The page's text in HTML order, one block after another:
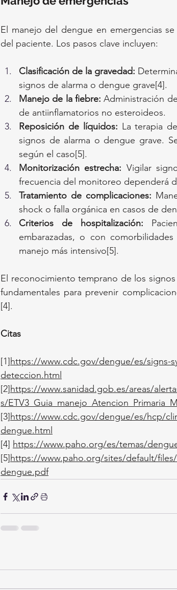
El manejo del dengue en emergencias
del paciente. Los pasos clave incluyen:
Clasificación de la gravedad:
signos de alarma o dengue grave[4].
Manejo de la fiebre: Administración
de antiinflamatorios no esteroideos.
Reposición de líquidos: La terapia
signos de alarma o dengue grave.
según el caso[5].
Monitorización estrecha: Vigilar
frecuencia del monitoreo dependerá
Tratamiento de complicaciones:
shock o falla orgánica en casos de
Criterios de hospitalización:
embarazadas, o con
manejo más intensivo[5].
El reconocimiento temprano de los
fundamentales para prevenir
[4].
Citas
[1]https://www.cdc.gov/dengue/es/signs-
deteccion.html
[2]https://www.sanidad.gob.es/areas/
s/
[3]https://www.cdc.gov/dengue/es/hcp/
dengue.html
[4] https://www.paho.org/es/temas/
[5]https://www.paho.org/sites/default/
dengue.pdf